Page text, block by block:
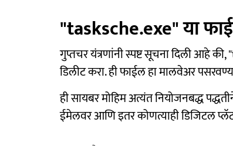
"tasksche.exe" या
गुप्तचर यंत्रणांनी स्पष्ट सूचना दिली आहे
डिलीट करा. ही फाईल हा मालवेअर
ही सायबर मोहिम अत्यंत नियोजनबद्ध
ईमेलवर आणि इतर कोणत्याही डिजिटल